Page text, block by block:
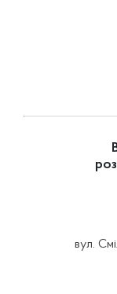
вул.